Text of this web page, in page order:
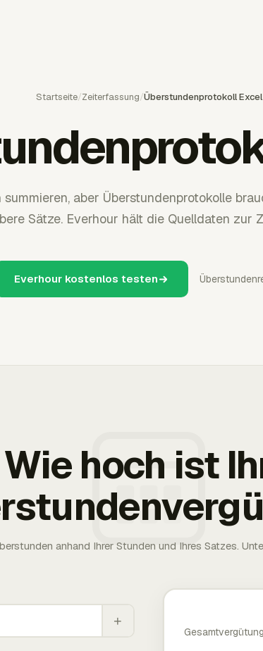
Startseite/Zeiterfassung/Überstundenprotokoll Excel
summieren, aber Überstundenprotokolle
Sätze. Everhour hält die Quelldaten zur
Everhour kostenlos testen
Wie hoch ist
anhand Ihrer Stunden und Ihres Satzes.
+